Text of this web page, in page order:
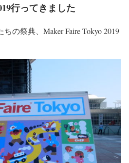
行ってきました
の祭典、Maker Faire Tokyo 2019